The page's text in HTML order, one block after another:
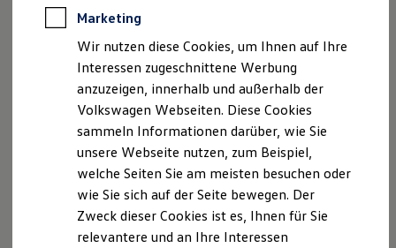
Software, Konnektivität & Apps
California App
VW Connect für Ihren ID. Buzz
VW Connect für Ihren Transporter/Caravelle
VW Connect für Ihren Amarok
VW Connect für andere Modelle
Connect Pro
Fleet Interface Data
Multistop Pathfinder
Übersicht Software Updates
Hilfreiches für Besitzer
Fahrerassistenz- und Sicherheitssysteme
Kontrollleuchten
Kurzfahrprofile und Ölverdünnung
Streitbeilegungsverfahren bei folgender
Verbraucherschlichtungsstelle bereit:
Allgemeine Verbraucherschlichtungsstelle
desZentrums für Schlichtung e. V.
Straßburger Straße 8
77694 Kehl am Rhein
http://www.verbraucher-schlichter.de
Datenschutzerklärung
Marketing
Wir nutzen diese Cookies, um Ihnen auf Ihre
Interessen zugeschnittene Werbung
anzuzeigen, innerhalb und außerhalb der
Volkswagen Webseiten. Diese Cookies
sammeln Informationen darüber, wie Sie
unsere Webseite nutzen, zum Beispiel,
welche Seiten Sie am meisten besuchen oder
wie Sie sich auf der Seite bewegen. Der
Zweck dieser Cookies ist es, Ihnen für Sie
relevantere und an Ihre Interessen